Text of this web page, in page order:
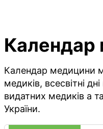
Календар
Календар медицини
медиків, всесвітні
видатних медиків а
України.